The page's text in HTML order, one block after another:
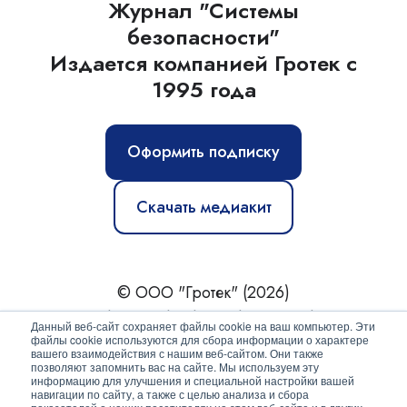
Данный веб-сайт сохраняет файлы cookie на ваш компьютер. Эти
файлы cookie используются для сбора информации о характере
вашего взаимодействия с нашим веб-сайтом. Они также
позволяют запомнить вас на сайте. Мы используем эту
информацию для улучшения и специальной настройки вашей
навигации по сайту, а также с целью анализа и сбора
Журнал "Системы
безопасности"
Издается компанией Гротек с
1995 года
Оформить подписку
Скачать медиакит
© ООО "Гротек" (2026)
Новости|Статьи|Обзоры|Журнал|О нас
Политика конфиденциальности
Согласие на обработку персональных данных